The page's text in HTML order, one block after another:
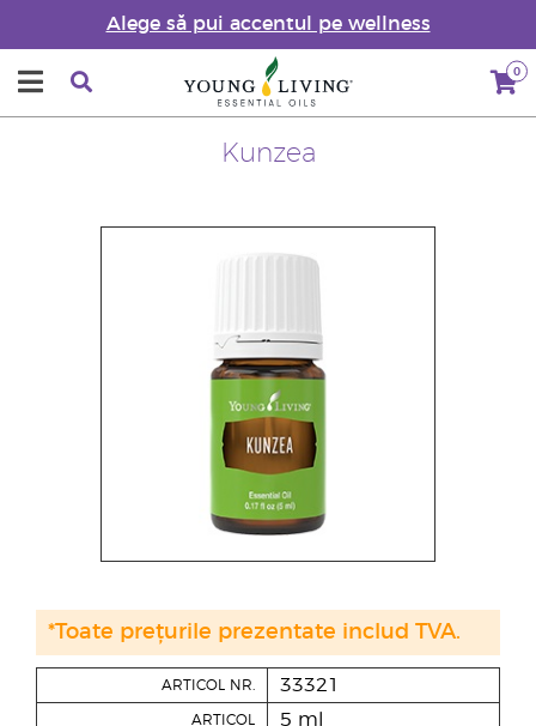
Alege să pui accentul pe wellness
0
Kunzea
ARTICOL NR. 33321
ARTICOL 5 ml
*Toate prețurile prezentate includ TVA.